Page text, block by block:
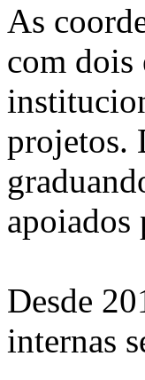
As
com dois
projetos.
apoiados
Desde
internas